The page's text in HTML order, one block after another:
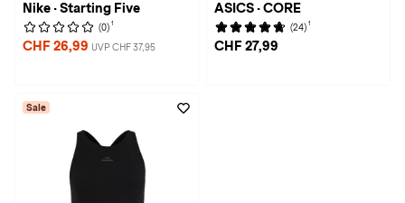
Nike · Starting Five
(0) 1
CHF 26,99 UVP CHF 37,95
ASICS · CORE
(24) 1
CHF 27,99
Sale